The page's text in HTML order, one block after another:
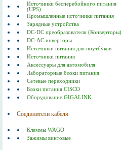
Источники бесперебойного питания
(UPS)
Промышленные источники питания
Зарядные устройства
DC-DC преобразователи (Конверторы)
DC-AC инверторы
Источники питания для ноутбуков
Источники питания
Аксессуары для автомобиля
Лабораторные блоки питания
Сетевые переходники
Блоки питания CISCO
Оборудование GIGALINK
Соединители кабеля
Клеммы WAGO
Зажимы винтовые